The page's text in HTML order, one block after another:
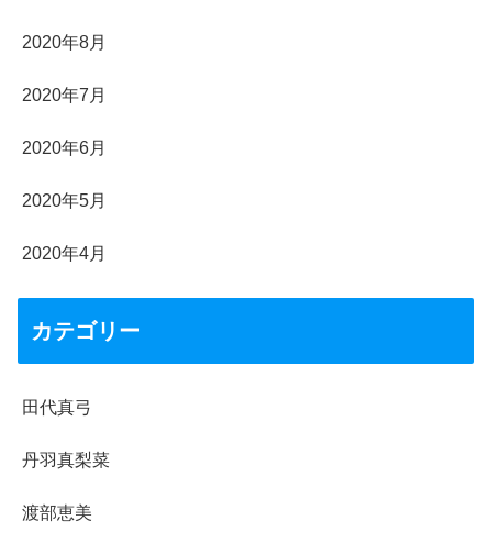
2020年8月
2020年7月
2020年6月
2020年5月
2020年4月
カテゴリー
田代真弓
丹羽真梨菜
渡部恵美